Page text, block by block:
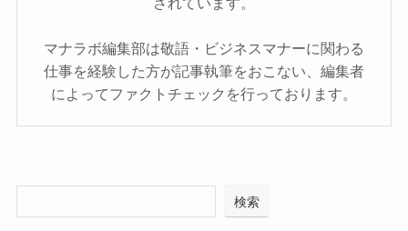
マナラボ編集部は敬語・ビジネスマナーに関わる
仕事を経験した方が記事執筆をおこない、編集者
によってファクトチェックを行っております。
検索